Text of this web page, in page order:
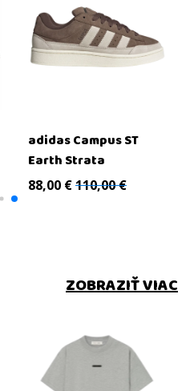
adidas Campus ST
Earth Strata
88,00 € 110,00€
ZOBRAZIŤ VIAC